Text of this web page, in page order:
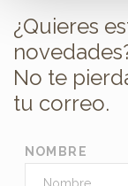
¿Quieres
No te
tu correo.
NOMBRE